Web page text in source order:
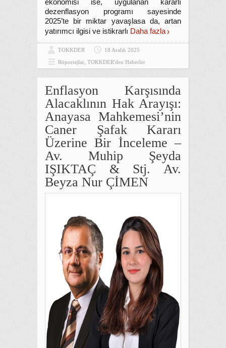
ekonomisi ise, uygulanan kararlı
dezenflasyon programı sayesinde
2025’te bir miktar yavaşlasa da, artan
yatırımcı ilgisi ve istikrarlı Daha fazla
TOKKDER
18 Aralık 2025
Röportajlar TOKKDER'den Haberler
Enflasyon Karşısında
Alacaklının Hak Arayışı:
Anayasa Mahkemesi’nin
Caner Şafak Kararı
Üzerine Bir İnceleme –
Av. Muhip Şeyda
IŞIKTAÇ & Stj. Av.
Beyza Nur ÇİMEN